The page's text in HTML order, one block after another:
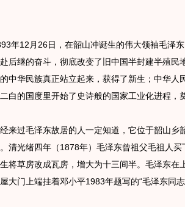
12月26日，在韶山冲诞生的伟大领袖毛泽东
后继的奋斗，彻底改变了旧中国半封建半殖民
中华民族真正站立起来，获得了新生；中华人
白的国度里开始了史诗般的国家工业化进程，
过毛泽东故居的人一定知道，它位于韶山乡
清光绪四年（1878年）毛泽东曾祖父毛祖人
将草房改成瓦房，增大为十三间半。毛泽东在
大门上端挂着邓小平1983年题写的“毛泽东同志